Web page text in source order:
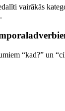
vairākās
“kad?” un